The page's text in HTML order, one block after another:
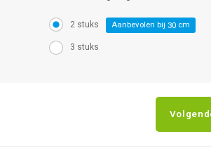
2 stuks Aanbevolen bij 30 cm
3 stuks